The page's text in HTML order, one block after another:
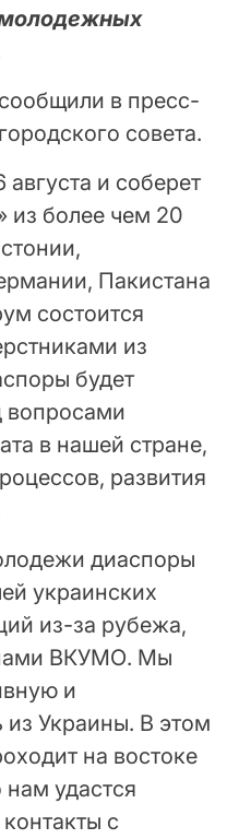
молодежных
сообщили в пресс-
совета.
и соберет
из более чем 20
Пакистана
состоится
из
будет
вопросами
в нашей стране,
развития
диаспоры
украинских
из-за рубежа,
ВКУМО. Мы
и
Украины. В этом
на востоке
удастся
с